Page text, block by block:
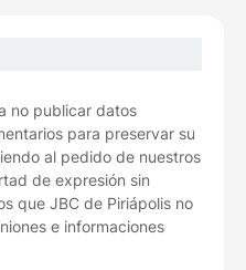
no publicar datos
para preservar su
al pedido de nuestros
de expresión sin
que JBC de Piriápolis no
e informaciones